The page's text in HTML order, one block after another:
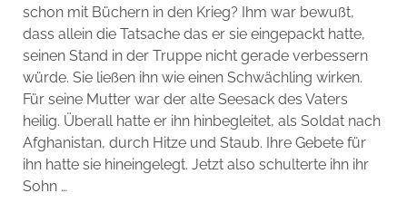
schon mit Büchern in den Krieg? Ihm war bewußt,
dass allein die Tatsache das er sie eingepackt hatte,
seinen Stand in der Truppe nicht gerade verbessern
würde. Sie ließen ihn wie einen Schwächling wirken.
Für seine Mutter war der alte Seesack des Vaters
heilig. Überall hatte er ihn hinbegleitet, als Soldat nach
Afghanistan, durch Hitze und Staub. Ihre Gebete für
ihn hatte sie hineingelegt. Jetzt also schulterte ihn ihr
Sohn …